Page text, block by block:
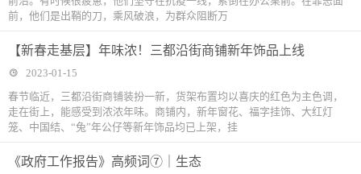
前，他们是出鞘的刀，乘风破浪，为群众阻断万
【新春走基层】年味浓！三都沿街商铺新年饰品上线
2023-01-15
春节临近，三都沿街商铺装扮一新，货架布置均以喜庆的红色为主色调，
走在街上，能感受到浓浓年味。商铺内，新年窗花、福字挂饰、大红灯
笼、中国结、“兔”年公仔等新年饰品均已上架，挂
《政府工作报告》高频词⑦｜生态